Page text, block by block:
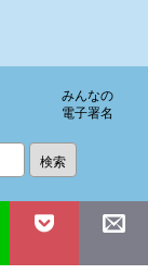
みんなの
電子署名